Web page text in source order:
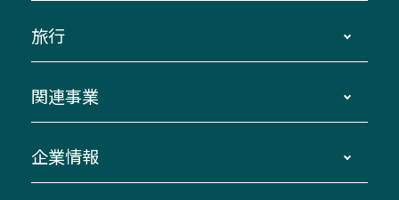
三重交通接近情報バスロケーションシステム
ダイヤ改正情報
迂回・休止について
臨時バスについて
伊勢二見鳥羽周遊バスCANばす
「みえブルーライン」（三重大学病院直通バ
伊賀～名古屋
南紀～VISON～名古屋
湯の山温泉～名古屋
桑名・長島温泉・金城ふ頭駅～中部国際空港
（休止中）
貸切バスのご利用について
お問い合わせ
旅行
貸切バス団体旅行
美し国周遊ばす
関連事業
自家用自動車車両運行管理
企業情報